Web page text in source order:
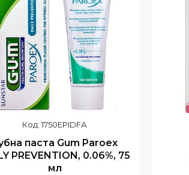
1750EPIDFА
паста Gum Paroex
PREVENTION, 0.06%, 75
мл